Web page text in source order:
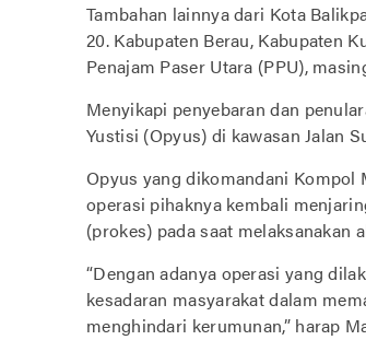
Tambahan lainnya dari Kota
20. Kabupaten Berau, Kabupaten
Penajam Paser Utara (PPU),
Menyikapi penyebaran dan
Yustisi (Opyus) di kawasan Jalan
Opyus yang dikomandani Kompol
operasi pihaknya kembali
(prokes) pada saat melaksanakan
“Dengan adanya operasi yang
kesadaran masyarakat dalam
menghindari kerumunan,” harap